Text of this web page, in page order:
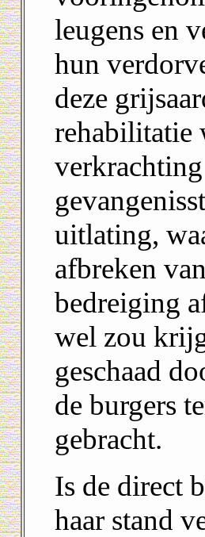
leugens en
hun
deze
rehabilitatie
uitlating,
afbreken
bedreiging
wel zou
geschaad
de burgers
gebracht.
Is de direct
haar stand